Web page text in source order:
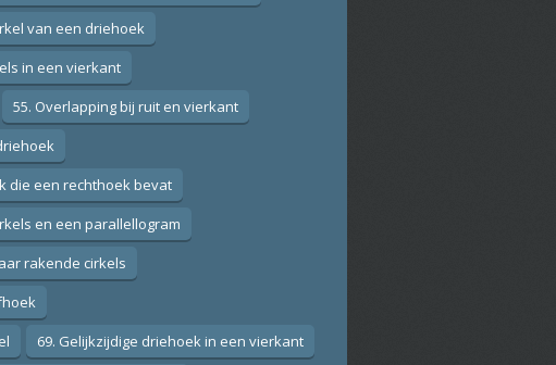
van een driehoek
in een vierkant
55. Overlapping bij ruit en vierkant
die een rechthoek bevat
en een parallellogram
rakende cirkels
69. Gelijkzijdige driehoek in een vierkant